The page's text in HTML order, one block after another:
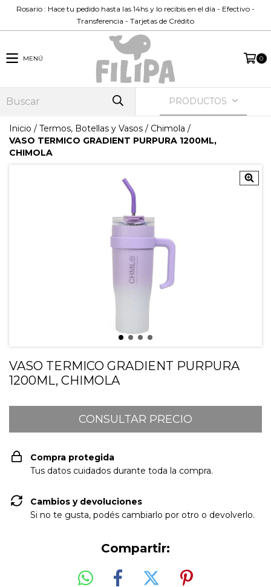
Rosario : Hace tu pedido hasta las 14hs y lo recibis en el día - Efectivo -
Transferencia - Tarjetas de Crédito
MENÚ 0
PRODUCTOS
Inicio / Termos, Botellas y Vasos / Chimola /
VASO TERMICO GRADIENT PURPURA 1200ML,
CHIMOLA
VASO TERMICO GRADIENT PURPURA
1200ML, CHIMOLA
Compra protegida
Tus datos cuidados durante toda la compra.
Cambios y devoluciones
Si no te gusta, podés cambiarlo por otro o devolverlo.
Compartir: